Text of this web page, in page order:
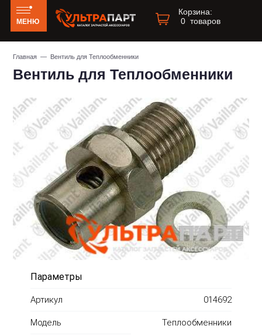
МЕНЮ
Корзина:
0 товаров
Главная — Вентиль для Теплообменники
Вентиль для Теплообменники
Параметры
Артикул 014692
Модель Теплообменники